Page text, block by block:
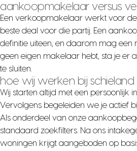
aankoopmakelaar versus
Een verkoopmakelaar werkt voor
beste deal voor die partij. Een
definitie uiteen, en daarom mag een
geen eigen makelaar hebt, sta je er
te sluiten.
hoe wij werken bij
Wij starten altijd met een persoonlijk
Vervolgens begeleiden we je actief
Als onderdeel van onze
standaard zoekfilters. Na ons
woningen krijgt aangeboden op